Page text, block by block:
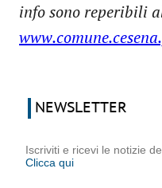
info sono reperibili
NEWSLETTER
Iscriviti e ricevi le notizie
Clicca qui